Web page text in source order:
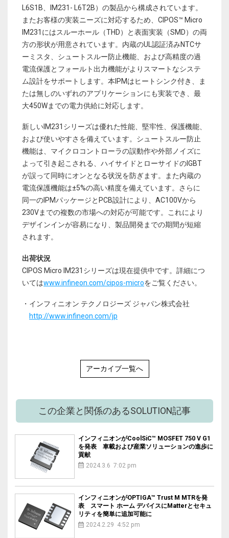
L6S1B、IM231- L6T2B）の製品から構成されています。
またお客様の実装ニーズに対応するため、CIPOS™ Micro
IM231にはスルーホール（THD）と表面実装（SMD）の両
方の形状が用意されています。内蔵のUL認証済みNTCサ
ーミスタ、シュートスルー防止機能、および高精度の過
電流保護とフォールト出力機能がよりスマートなシステ
ム設計をサポートします。本IPMはヒートシンク付き、ま
たは無しのいずれのアプリケーションにも実装でき、最
大450Wまでの電力供給に対応します。
新しいIM231シリーズは優れた性能、堅牢性、保護機能、
および使いやすさを備えています。シュートスルー防止
機能は、マイクロコントローラの誤動作や外部ノイズに
よって引き起こされる、ハイサイドとローサイドのIGBT
が誤って同時にオンとなる状況を防ぎます。また内蔵の
電流保護機能は±5%の高い精度を備えています。さらに
同一のIPMパッケージとPCB設計により、AC100Vから
230Vまでの複数の市場への対応が可能です。これにより
デザインインが容易になり、製品開発までの期間が短縮
されます。
出荷状況
CIPOS Micro IM231シリーズは現在提供中です。詳細につ
いてはwww.infineon.com/cipos-microをご覧ください。
・インフィニオン テクノロジーズ ジャパン株式会社
http://www.infineon.com/jp
アーカイブ一覧へ
この企業と関係のあるSOLUTION記事
インフィニオンがCoolSiC™ MOSFET 750 V G1
を発表 車載および産業ソリューションの進歩に
貢献
2024.3.6 7:02 pm
インフィニオンがOPTIGA™ Trust M MTRを発
表 スマート ホーム デバイスにMatterとセキュ
リティを簡単に追加可能に
2024.2.29 4:52 pm